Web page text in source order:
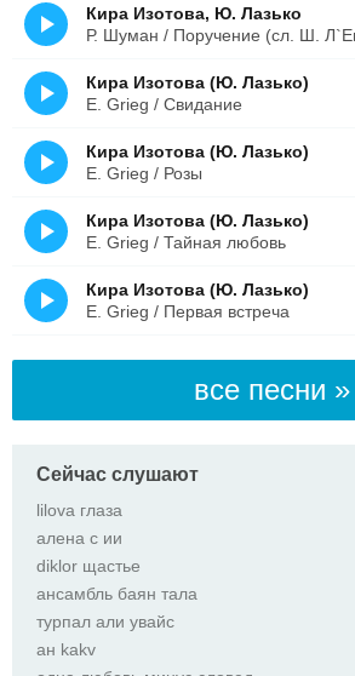
Кира Изотова, Ю. Лазько
Р. Шуман / Поручение (сл. Ш.
Кира Изотова (Ю. Лазько)
E. Grieg / Свидание
Кира Изотова (Ю. Лазько)
E. Grieg / Розы
Кира Изотова (Ю. Лазько)
E. Grieg / Тайная любовь
Кира Изотова (Ю. Лазько)
E. Grieg / Первая встреча
все песни »
Сейчас слушают
lilova глаза
алена с ии
diklor щастье
ансамбль баян тала
турпал али увайс
ан kakv